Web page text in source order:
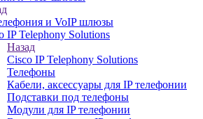
и VoIP шлюзы
IP Telephony Solutions
Назад
Cisco IP Telephony Solutions
Телефоны
Кабели, аксессуары для IP телефонии
Подставки под телефоны
Модули для IP телефонии